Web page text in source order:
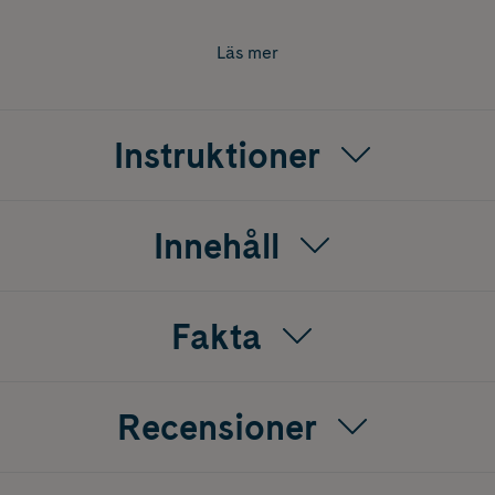
Complex i ett stort glas vatten, ca 2,5 - 3 dl. Rör om så
Läs mer
Instruktioner
Innehåll
Fakta
Recensioner